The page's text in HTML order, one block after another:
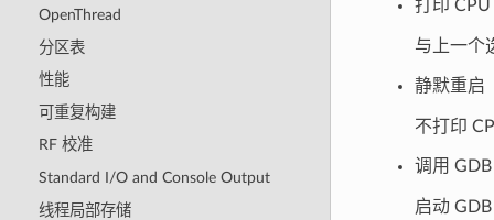
OpenThread
分区表
性能
可重复构建
RF 校准
Standard I/O and Console Output
线程局部存储
打印
与上一个
静默重启
不打印
调用
启动